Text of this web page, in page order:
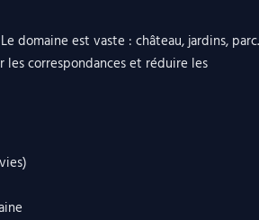
domaine est vaste : château, jardins, parc.
correspondances et réduire les